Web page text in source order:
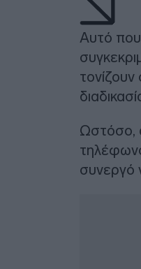
Αυτό που
Ωστόσο,
συνεργό